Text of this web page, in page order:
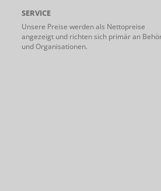
SERVICE
Unsere Preise werden als Nettopreise
angezeigt und richten sich primär an
und Organisationen.